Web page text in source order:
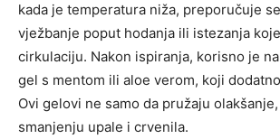
kada je temperatura niža, preporučuje
vježbanje poput hodanja ili istezanja
cirkulaciju. Nakon ispiranja, korisno je
gel s mentom ili aloe verom, koji
Ovi gelovi ne samo da pružaju
smanjenju upale i crvenila.